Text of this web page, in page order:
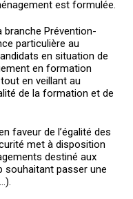
est formulée.
branche Prévention-
particulière au
en situation de
en formation
en veillant au
de la formation et de
faveur de l’égalité des
met à disposition
destiné aux
souhaitant passer une